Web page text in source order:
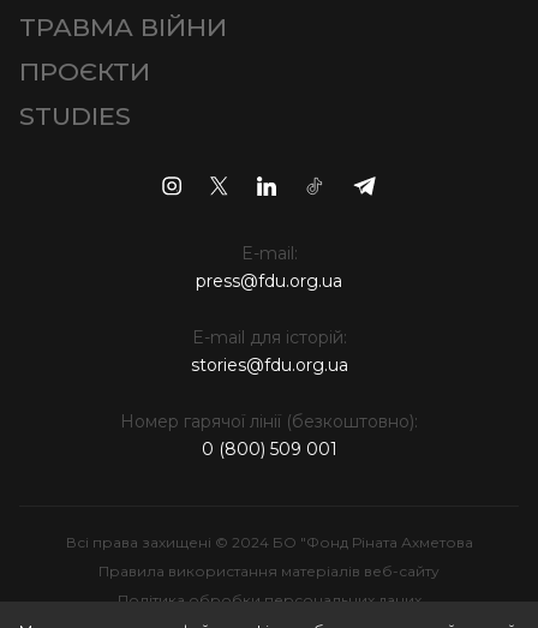
ТРАВМА ВІЙНИ
ПРОЄКТИ
STUDIES
E-mail:
press@fdu.org.ua
E-mail для історій:
stories@fdu.org.ua
Номер гарячої лінії (безкоштовно):
0 (800) 509 001
Всі права захищені © 2024 БО "Фонд Ріната Ахметова
Правила використання матеріалів веб-сайту
Політика обробки персональних даних